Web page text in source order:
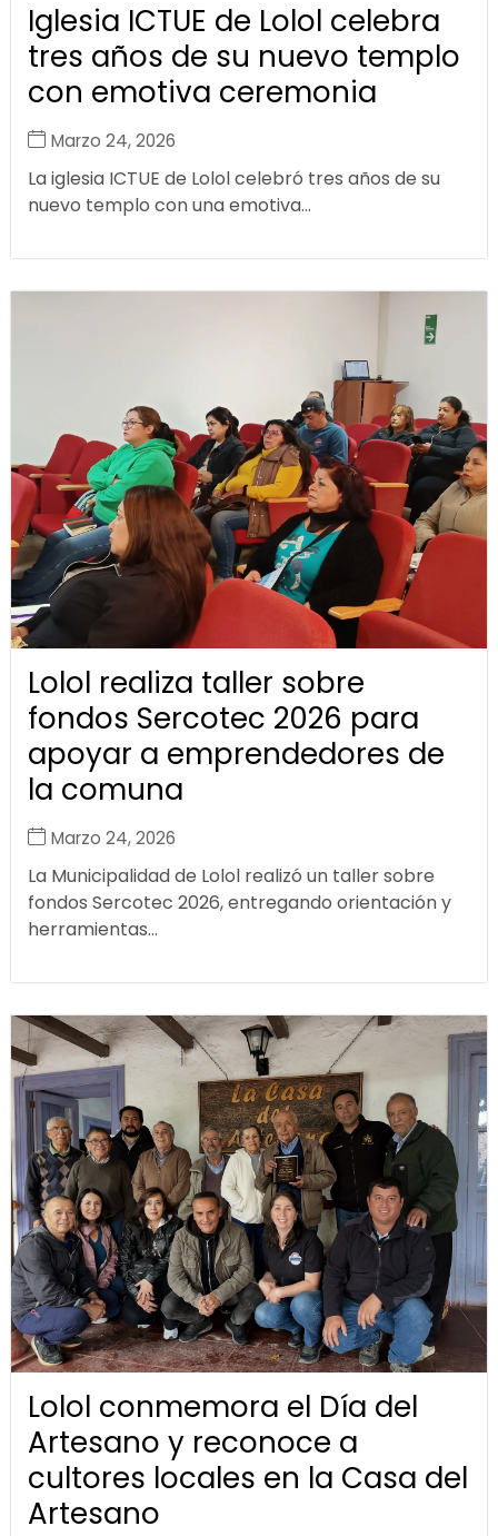
Iglesia ICTUE de Lolol celebra
tres años de su nuevo templo
con emotiva ceremonia
Marzo 24, 2026
La iglesia ICTUE de Lolol celebró tres años de su
nuevo templo con una emotiva...
Lolol realiza taller sobre
fondos Sercotec 2026 para
apoyar a emprendedores de
la comuna
Marzo 24, 2026
La Municipalidad de Lolol realizó un taller sobre
fondos Sercotec 2026, entregando orientación y
herramientas...
Lolol conmemora el Día del
Artesano y reconoce a
cultores locales en la Casa del
Artesano